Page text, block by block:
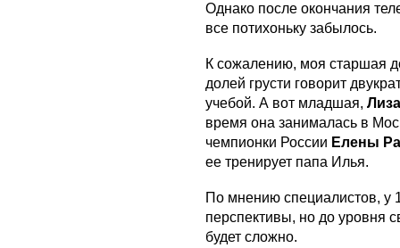
Однако после окончания
все потихоньку забылось.
К сожалению, моя старшая
долей грусти говорит
учебой. А вот младшая,
время она занималась в
чемпионки России Елены
ее тренирует папа Илья.
По мнению специалистов, у
перспективы, но до уровня
будет сложно.